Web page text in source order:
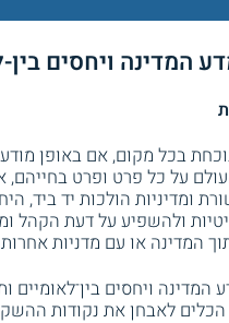
המדינה ויחסים
בכל מקום, אם באופן
על כל פרט ופרט בחייהם,
ומדיניות הולכות יד ביד,
ולהשפיע על דעת הקהל
המדינה או עם מדניות
המדינה ויחסים
לאבחן את נקודות